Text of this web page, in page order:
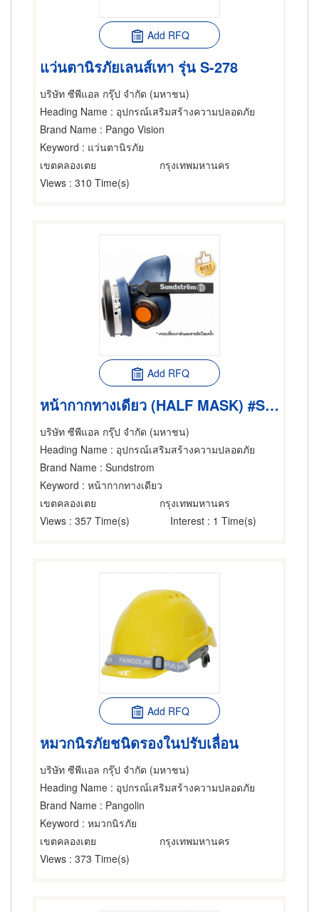
Add RFQ
แว่นตานิรภัยเลนส์เทา รุ่น S-278
บริษัท ซีพีแอล กรุ๊ป จำกัด (มหาชน)
Heading Name : อุปกรณ์เสริมสร้างความปลอดภัย
Brand Name : Pango Vision
Keyword : แว่นตานิรภัย
เขตคลองเตย
กรุงเทพมหานคร
Views : 310 Time(s)
Add RFQ
หน้ากากทางเดียว (HALF MASK) #SR100
บริษัท ซีพีแอล กรุ๊ป จำกัด (มหาชน)
Heading Name : อุปกรณ์เสริมสร้างความปลอดภัย
Brand Name : Sundstrom
Keyword : หน้ากากทางเดียว
เขตคลองเตย
กรุงเทพมหานคร
Views : 357 Time(s) Interest : 1 Time(s)
Add RFQ
หมวกนิรภัยชนิดรองในปรับเลื่อน
บริษัท ซีพีแอล กรุ๊ป จำกัด (มหาชน)
Heading Name : อุปกรณ์เสริมสร้างความปลอดภัย
Brand Name : Pangolin
Keyword : หมวกนิรภัย
เขตคลองเตย
กรุงเทพมหานคร
Views : 373 Time(s)